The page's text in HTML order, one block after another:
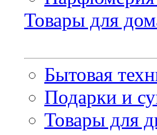
Товары для
Бытовая
Подарки и
Товары для